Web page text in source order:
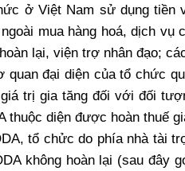
ở Việt Nam sử dụng tiền
mua hàng hoá, dịch vụ
lại, viện trợ nhân đạo;
đại diện của tổ chức
trị gia tăng đối với đối
thuộc diện được hoàn thuế
tổ chửc do phía nhà tài
không hoàn lại (sau đây